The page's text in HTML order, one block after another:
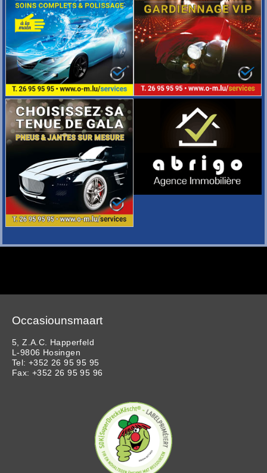
Occasiounsmaart
5, Z.A.C. Happerfeld
L-9806 Hosingen
Tel: +352 26 95 95 95
Fax: +352 26 95 95 96